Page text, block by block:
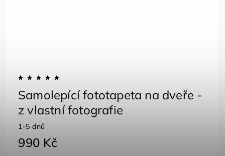
Samolepící fototapeta na dveře -
z vlastní fotografie
1-5 dnů
990 Kč